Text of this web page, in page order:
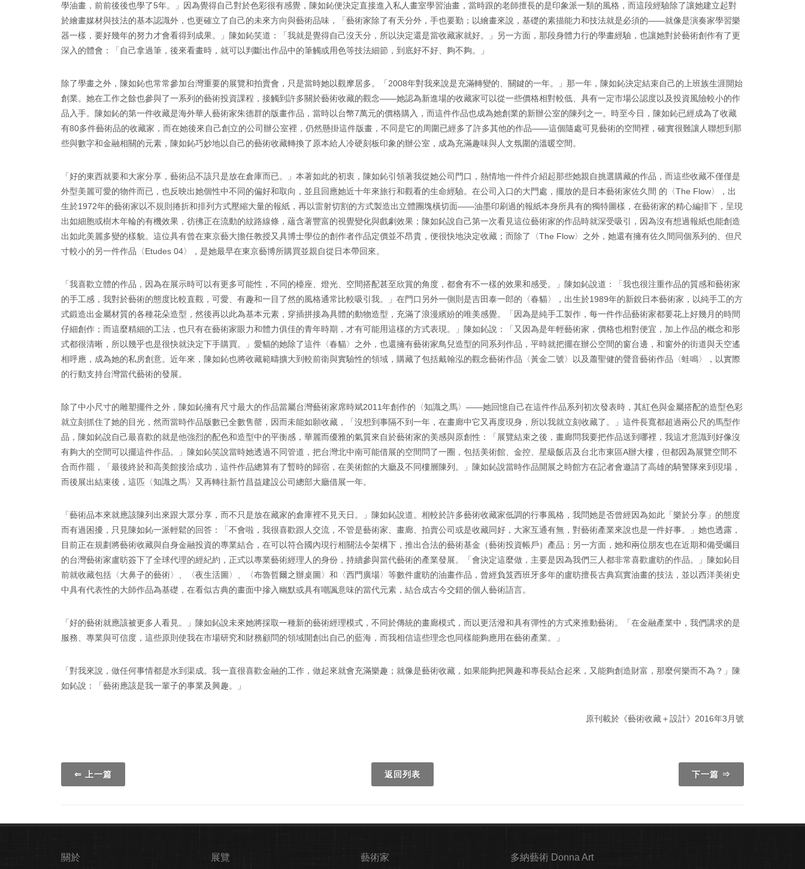
學油畫，前前後後也學了5年。」因為覺得自己對於色彩很有感覺，陳如鈊便決定直接進入私人畫室學習油畫，當時跟的老師擅長的是印象派一類的風格，而這段經驗除了讓她建立起對
於繪畫媒材與技法的基本認識外，也更確立了自己的未來方向與藝術品味，「藝術家除了有天分外，手也要勤；以繪畫來說，基礎的素描能力和技法就是必須的——就像是演奏家學習樂
器一樣，要好幾年的努力才會看得到成果。」陳如鈊笑道：「我就是覺得自己沒天分，所以決定還是當收藏家就好。」另一方面，那段身體力行的學畫經驗，也讓她對於藝術創作有了更
深入的體會：「自己拿過筆，後來看畫時，就可以判斷出作品中的筆觸或用色等技法細節，到底好不好、夠不夠。」
除了學畫之外，陳如鈊也常常參加台灣重要的展覽和拍賣會，只是當時她以觀摩居多。「2008年對我來說是充滿轉變的、關鍵的一年。」那一年，陳如鈊決定結束自己的上班族生涯開始
創業。她在工作之餘也參與了一系列的藝術投資課程，接觸到許多關於藝術收藏的觀念——她認為新進場的收藏家可以從一些價格相對較低、具有一定市場公認度以及投資風險較小的作
品入手。陳如鈊的第一件收藏是海外華人藝術家朱德群的版畫作品，當時以台幣7萬元的價格購入，而這件作品也成為她創業的新辦公室的陳列之一。時至今日，陳如鈊已經成為了收藏
有80多件藝術品的收藏家，而在她後來自己創立的公司辦公室裡，仍然懸掛這件版畫，不同是它的周圍已經多了許多其他的作品——這個隨處可見藝術的空間裡，確實很難讓人聯想到那
些與數字和金融相關的元素，陳如鈊巧妙地以自己的藝術收藏轉換了原本給人冷硬刻板印象的辦公室，成為充滿趣味與人文氛圍的溫暖空間。
「好的東西就要和大家分享，藝術品不該只是放在倉庫而已。」本著如此的初衷，陳如鈊引領著我從她公司門口，熱情地一件件介紹起那些她親自挑選購藏的作品，而這些收藏不僅僅是
外型美麗可愛的物件而已，也反映出她個性中不同的偏好和取向，並且回應她近十年來旅行和觀看的生命經驗。在公司入口的大門處，擺放的是日本藝術家佐久間 的〈The Flow〉，出
生於1972年的藝術家以不規則捲折和排列方式壓縮大量的報紙，再以雷射切割的方式製造出立體團塊橫切面——油墨印刷過的報紙本身所具有的獨特圖樣，在藝術家的精心編排下，呈現
出如細胞或樹木年輪的有機效果，彷彿正在流動的紋路線條，蘊含著豐富的視覺變化與戲劇效果；陳如鈊說自己第一次看見這位藝術家的作品時就深受吸引，因為沒有想過報紙也能創造
出如此美麗多變的樣貌。這位具有曾在東京藝大擔任教授又具博士學位的創作者作品定價並不昂貴，便很快地決定收藏；而除了〈The Flow〉之外，她還有擁有佐久間同個系列的、但尺
寸較小的另一件作品〈Etudes 04〉，是她最早在東京藝博所購買並親自從日本帶回來。
「我喜歡立體的作品，因為在展示時可以有更多可能性，不同的檯座、燈光、空間搭配甚至欣賞的角度，都會有不一樣的效果和感受。」陳如鈊說道：「我也很注重作品的質感和藝術家
的手工感，我對於藝術的態度比較直觀，可愛、有趣和一目了然的風格通常比較吸引我。」在門口另外一側則是吉田泰一郎的〈春貓〉，出生於1989年的新銳日本藝術家，以純手工的方
式鍛造出金屬材質的各種花朵造型，然後再以此為基本元素，穿插拼接為具體的動物造型，充滿了浪漫繽紛的唯美感覺。「因為是純手工製作，每一件作品藝術家都要花上好幾月的時間
仔細創作；而這麼精細的工法，也只有在藝術家眼力和體力俱佳的青年時期，才有可能用這樣的方式表現。」陳如鈊說：「又因為是年輕藝術家，價格也相對便宜，加上作品的概念和形
式都很清晰，所以幾乎也是很快就決定下手購買。」愛貓的她除了這件〈春貓〉之外，也還擁有藝術家鳥兒造型的同系列作品，平時就把擺在辦公空間的窗台邊，和窗外的街道與天空遙
相呼應，成為她的私房創意。近年來，陳如鈊也將收藏範疇擴大到較前衛與實驗性的領域，購藏了包括戴翰泓的觀念藝術作品〈黃金二號〉以及蕭聖健的聲音藝術作品〈蛙鳴〉，以實際
的行動支持台灣當代藝術的發展。
除了中小尺寸的雕塑擺件之外，陳如鈊擁有尺寸最大的作品當屬台灣藝術家席時斌2011年創作的〈知識之馬〉——她回憶自己在這件作品系列初次發表時，其紅色與金屬搭配的造型色彩
就立刻抓住了她的目光，然而當時作品版數已全數售罄，因而未能如願收藏，「沒想到事隔不到一年，在畫廊中它又再度現身，所以我就立刻收藏了。」這件長寬都超過兩公尺的馬型作
品，陳如鈊說自己最喜歡的就是他強烈的配色和造型中的平衡感，華麗而優雅的氣質來自於藝術家的美感與原創性：「展覽結束之後，畫廊問我要把作品送到哪裡，我這才意識到好像沒
有夠大的空間可以擺這件作品。」陳如鈊笑說當時她透過不同管道，把台灣北中南可能借展的空間問了一圈，包括美術館、金控、星級飯店及台北市東區A辦大樓，但都因為展覽空間不
合而作罷，「最後終於和高美館接洽成功，這件作品總算有了暫時的歸宿，在美術館的大廳及不同樓層陳列。」陳如鈊說當時作品開展之時館方在記者會邀請了高雄的騎警隊來到現場，
而後展出結束後，這匹〈知識之馬〉又再轉往新竹昌益建設公司總部大廳借展一年。
「藝術品本來就應該陳列出來跟大眾分享，而不只是放在藏家的倉庫裡不見天日。」陳如鈊說道。相較於許多藝術收藏家低調的行事風格，我問她是否曾經因為如此「樂於分享」的態度
而有過困擾，只見陳如鈊一派輕鬆的回答：「不會啦，我很喜歡跟人交流，不管是藝術家、畫廊、拍賣公司或是收藏同好，大家互通有無，對藝術產業來說也是一件好事。」她也透露，
目前正在規劃將藝術收藏與自身金融投資的專業結合，在可以符合國內現行相關法令架構下，推出合法的藝術基金（藝術投資帳戶）產品；另一方面，她和兩位朋友也在近期和備受矚目
的台灣藝術家盧昉簽下了全球代理的經紀約，正式以專業藝術經理人的身份，持續參與當代藝術的產業發展。「會決定這麼做，主要是因為我們三人都非常喜歡盧昉的作品。」陳如鈊目
前就收藏包括〈大鼻子的藝術〉、〈夜生活圖〉、〈布魯哲爾之辦桌圖〉和〈西門廣場〉等數件盧昉的油畫作品，曾經負笈西班牙多年的盧昉擅長古典寫實油畫的技法，並以西洋美術史
中具有代表性的大師作品為基礎，在看似古典的畫面中摻入幽默或具有嘲諷意味的當代元素，結合成古今交錯的個人藝術語言。
「好的藝術就應該被更多人看見。」陳如鈊說未來她將採取一種新的藝術經理模式，不同於傳統的畫廊模式，而以更活潑和具有彈性的方式來推動藝術。「在金融產業中，我們講求的是
服務、專業與可信度，這些原則使我在市場研究和財務顧問的領域開創出自己的藍海，而我相信這些理念也同樣能夠應用在藝術產業。」
「對我來說，做任何事情都是水到渠成。我一直很喜歡金融的工作，做起來就會充滿樂趣；就像是藝術收藏，如果能夠把興趣和專長結合起來，又能夠創造財富，那麼何樂而不為？」陳
如鈊說：「藝術應該是我一輩子的事業及興趣。」
原刊載於《藝術收藏＋設計》2016年3月號
⇐ 上一篇 返回列表 下一篇 ⇒
關於 展覽 藝術家 多納藝術 Donna Art